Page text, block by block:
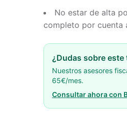
No estar de alta
completo por cuenta
¿Dudas sobre este
Nuestros asesores
65€/mes.
Consultar ahora con